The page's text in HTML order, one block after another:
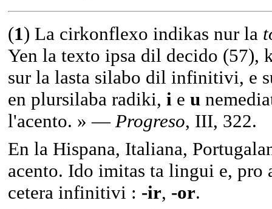
(1) La cirkonflexo indikas nur la
Yen la texto ipsa dil decido (57),
sur la lasta silabo dil infinitivi, e
en plursilaba radiki, i e u
l'acento. » — Progreso, III, 322.
En la Hispana, Italiana,
acento. Ido imitas ta lingui e, pro
cetera infinitivi : -ir, -or.